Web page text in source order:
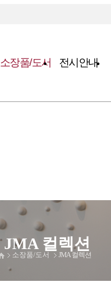
소장품/도서 전시안내
JMA 컬렉션
소장품/도서 JMA 컬렉션